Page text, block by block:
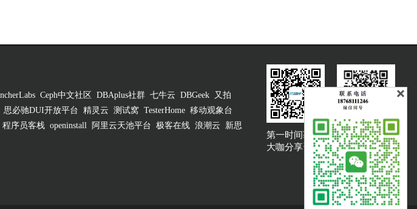
Ceph中文社区 DBAplus社群 七牛云 DBGeek
又拍
思必驰DUI开放平台 精灵云 测试窝 TesterHome 移动观象台
程序员客栈 openinstall 阿里云天池平台 极客在线 浪潮云
新思
第一时间获取
大咖分享资讯
大咖说吐槽客服